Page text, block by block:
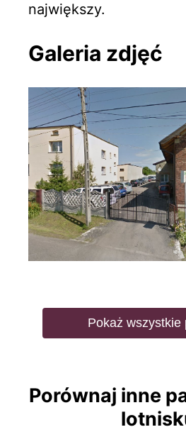
największy.
Galeria zdjęć
Pokaż wszystkie
Porównaj inne